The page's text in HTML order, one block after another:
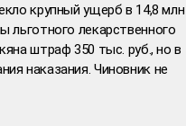
крупный ущерб в 14,8 млн
льготного лекарственного
штраф 350 тыс. руб., но в
наказания. Чиновник не